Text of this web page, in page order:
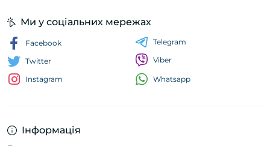
Інформація
Ми у соціальних мережах
Facebook
Twitter
Instagram
Telegram
Viber
Whatsapp